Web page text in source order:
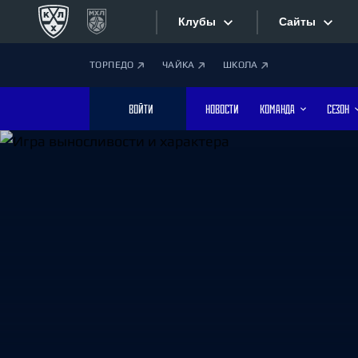
Клубы
Дивизион Боброва
Лада
Сайты
ТОРПЕДО ЧАЙКА ШКОЛА
ВОЙТИ НОВОСТИ КОМАНДА СЕЗОН